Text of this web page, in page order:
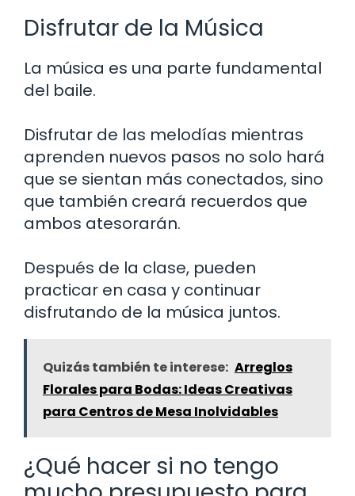
Disfrutar de la Música
La música es una parte fundamental
del baile.
Disfrutar de las melodías mientras
aprenden nuevos pasos no solo hará
que se sientan más conectados, sino
que también creará recuerdos que
ambos atesorarán.
Después de la clase, pueden
practicar en casa y continuar
disfrutando de la música juntos.
Quizás también te interese: Arreglos
Florales para Bodas: Ideas Creativas
para Centros de Mesa Inolvidables
¿Qué hacer si no tengo